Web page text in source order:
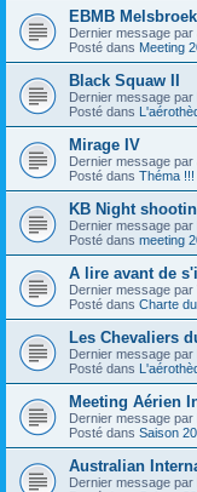
EBMB
Dernier message par
Posté dans Meeting
Black Squaw II
Dernier message par
Posté dans
Mirage IV
Dernier message par
Posté dans Théma !!!
KB Night
Dernier message par
Posté dans meeting
A lire avant de
Dernier message par
Posté dans Charte
Les Chevaliers
Dernier message par
Posté dans
Meeting Aérien
Dernier message par
Posté dans Saison
Australian
Dernier message par